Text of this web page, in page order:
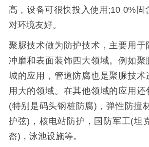
高，设备可很快投入使用;10 0%固
对环境友好。
聚脲技术做为防护技术，主要用于
冲磨和表面装饰四大领域。例如聚
城的应用，管道防腐也是聚脲技术
用大的领域。在其他领域的应用还
(特别是码头钢桩防腐)，弹性防撞
护弦)，核电站防护，国防军工(坦
盔)，泳池设施等。